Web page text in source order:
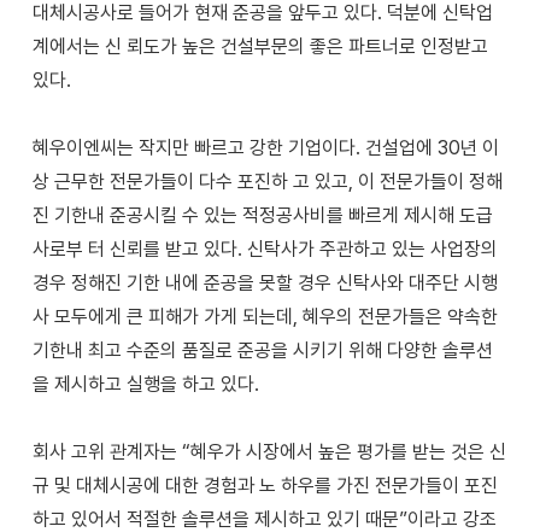
대체시공사로 들어가 현재 준공을 앞두고 있다. 덕분에 신탁업
계에서는 신 뢰도가 높은 건설부문의 좋은 파트너로 인정받고
있다.
혜우이엔씨는 작지만 빠르고 강한 기업이다. 건설업에 30년 이
상 근무한 전문가들이 다수 포진하 고 있고, 이 전문가들이 정해
진 기한내 준공시킬 수 있는 적정공사비를 빠르게 제시해 도급
사로부 터 신뢰를 받고 있다. 신탁사가 주관하고 있는 사업장의
경우 정해진 기한 내에 준공을 못할 경우 신탁사와 대주단 시행
사 모두에게 큰 피해가 가게 되는데, 혜우의 전문가들은 약속한
기한내 최고 수준의 품질로 준공을 시키기 위해 다양한 솔루션
을 제시하고 실행을 하고 있다.
회사 고위 관계자는 “혜우가 시장에서 높은 평가를 받는 것은 신
규 및 대체시공에 대한 경험과 노 하우를 가진 전문가들이 포진
하고 있어서 적절한 솔루션을 제시하고 있기 때문”이라고 강조